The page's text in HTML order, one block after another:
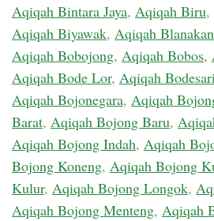
Aqiqah Bintara Jaya, Aqiqah Biru,
Aqiqah Biyawak, Aqiqah Blanakan
Aqiqah Bobojong, Aqiqah Bobos,
Aqiqah Bode Lor, Aqiqah
Aqiqah Bojonegara, Aqiqah
Barat, Aqiqah Bojong Baru,
Aqiqah Bojong Indah, Aqiqah
Bojong Koneng, Aqiqah Bojong
Kulur, Aqiqah Bojong Longok,
Aqiqah Bojong Menteng, Aqiqah